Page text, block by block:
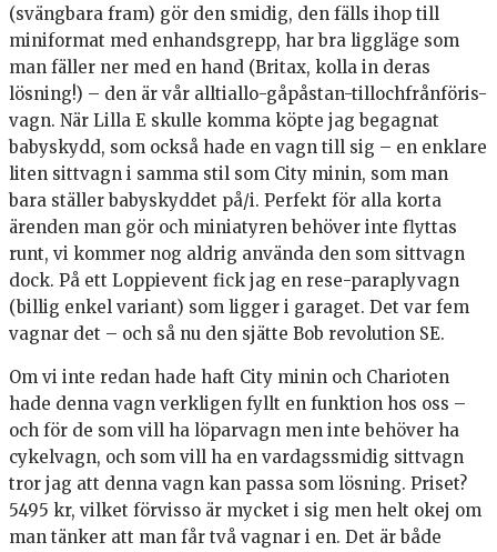
(svängbara fram) gör den smidig, den fälls ihop till
miniformat med enhandsgrepp, har bra liggläge som
man fäller ner med en hand (Britax, kolla in deras
lösning!) – den är vår alltiallo-gåpåstan-tillochfrånföris-
vagn. När Lilla E skulle komma köpte jag begagnat
babyskydd, som också hade en vagn till sig – en enklare
liten sittvagn i samma stil som City minin, som man
bara ställer babyskyddet på/i. Perfekt för alla korta
ärenden man gör och miniatyren behöver inte flyttas
runt, vi kommer nog aldrig använda den som sittvagn
dock. På ett Loppievent fick jag en rese-paraplyvagn
(billig enkel variant) som ligger i garaget. Det var fem
vagnar det – och så nu den sjätte Bob revolution SE.
Om vi inte redan hade haft City minin och Charioten
hade denna vagn verkligen fyllt en funktion hos oss –
och för de som vill ha löparvagn men inte behöver ha
cykelvagn, och som vill ha en vardagssmidig sittvagn
tror jag att denna vagn kan passa som lösning. Priset?
5495 kr, vilket förvisso är mycket i sig men helt okej om
man tänker att man får två vagnar i en. Det är både